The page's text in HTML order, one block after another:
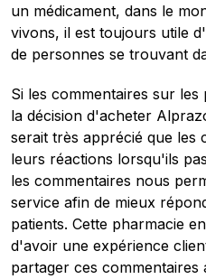
un médicament, dans le
vivons, il est toujours utile
de personnes se trouvant
Si les commentaires sur
la décision d'acheter
serait très apprécié que les
leurs réactions lorsqu'ils
les commentaires nous
service afin de mieux
patients. Cette pharmacie
d'avoir une expérience
partager ces